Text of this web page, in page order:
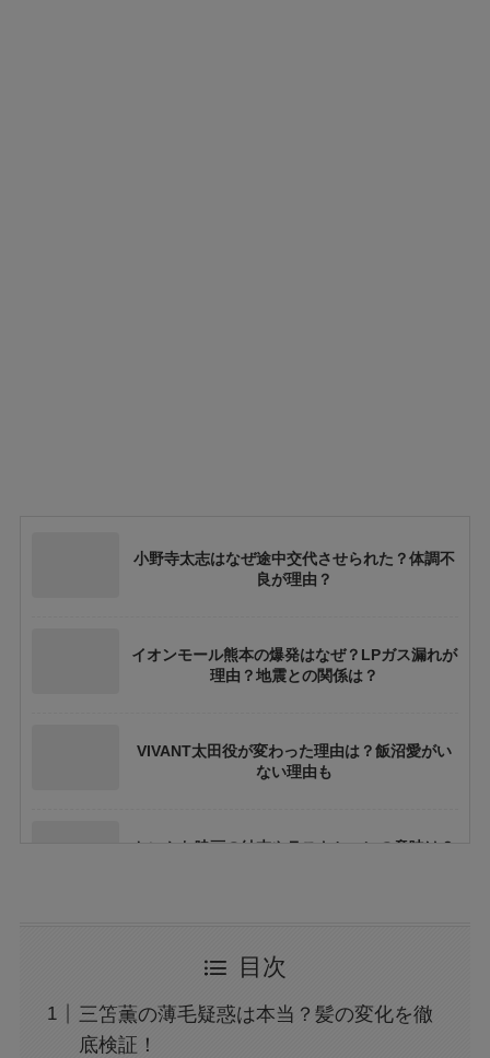
小野寺太志はなぜ途中交代させられた？体調不
良が理由？
イオンモール熊本の爆発はなぜ？LPガス漏れが
理由？地震との関係は？
VIVANT太田役が変わった理由は？飯沼愛がい
ない理由も
ちいかわ映画の結末やラストシーンの意味は？
結婚してる？
アレン様が川村エミコに怒ったのは本当？な
目次
三笘薫の薄毛疑惑は本当？髪の変化を徹
底検証！